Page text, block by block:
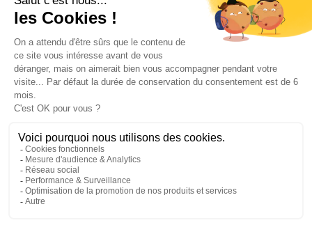
Blog
Contact
©2026 ANEO - All rights reserved